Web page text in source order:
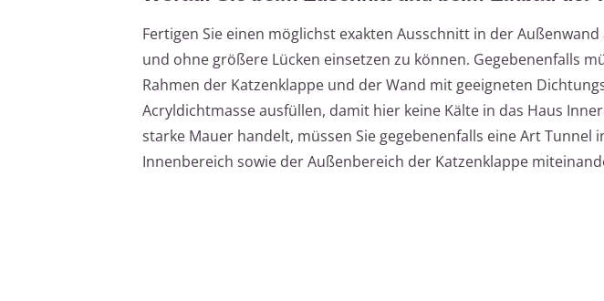
Fertigen Sie einen möglichst exakten Ausschnitt in der
und ohne größere Lücken einsetzen zu können. Gegebenenfalls
Rahmen der Katzenklappe und der Wand mit geeigneten
Acryldichtmasse ausfüllen, damit hier keine Kälte in das Haus
starke Mauer handelt, müssen Sie gegebenenfalls eine Art
Innenbereich sowie der Außenbereich der Katzenklappe